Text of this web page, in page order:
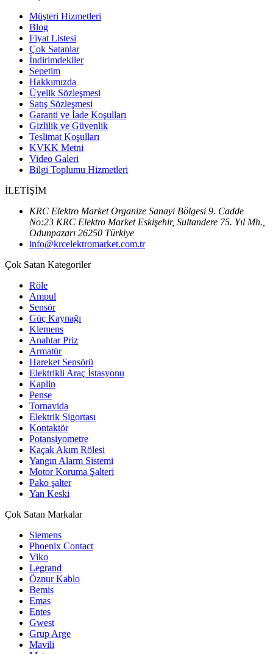
Müşteri Hizmetleri
Blog
Fiyat Listesi
Çok Satanlar
İndirimdekiler
Sepetim
Hakkımızda
Üyelik Sözleşmesi
Satış Sözleşmesi
Garanti ve İade Koşulları
Gizlilik ve Güvenlik
Teslimat Koşulları
KVKK Metni
Video Galeri
Bilgi Toplumu Hizmetleri
İLETİŞİM
KRC Elektro Market Organize Sanayi Bölgesi 9. Cadde
No:23 KRC Elektro Market Eskişehir, Sultandere 75. Yıl Mh.,
Odunpazarı 26250 Türkiye
info@krcelektromarket.com.tr
Çok Satan Kategoriler
Röle
Ampul
Sensör
Güç Kaynağı
Klemens
Anahtar Priz
Armatür
Hareket Sensörü
Elektrikli Araç İstasyonu
Kaplin
Pense
Tornavida
Elektrik Sigortası
Kontaktör
Potansiyometre
Kaçak Akım Rölesi
Yangın Alarm Sistemi
Motor Koruma Şalteri
Pako şalter
Yan Keski
Çok Satan Markalar
Siemens
Phoenix Contact
Viko
Legrand
Öznur Kablo
Bemis
Emas
Entes
Gwest
Grup Arge
Mavili